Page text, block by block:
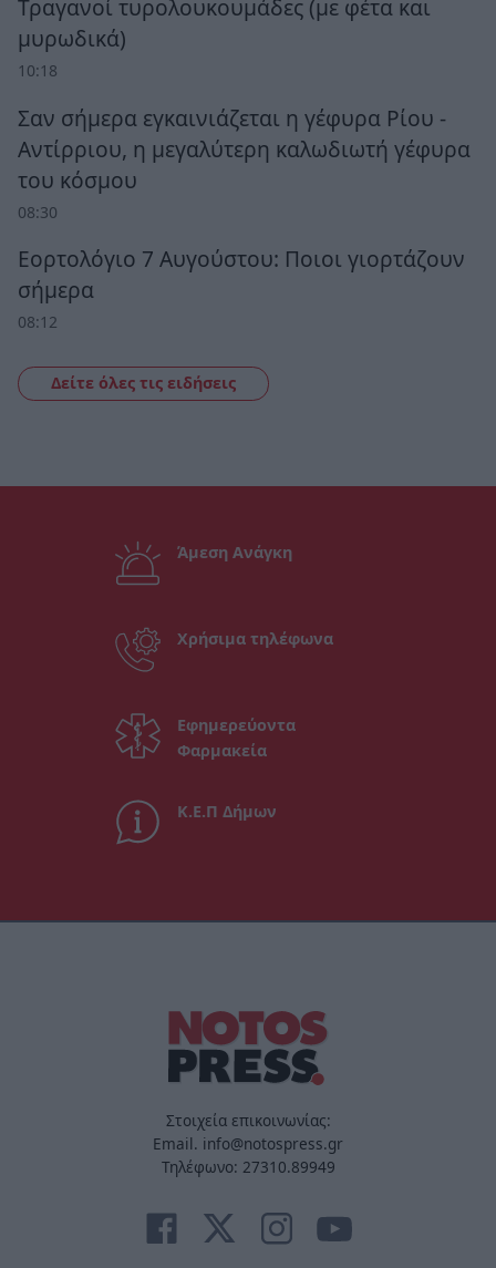
Τραγανοί τυρολουκουμάδες (με φέτα και
μυρωδικά)
10:18
Σαν σήμερα εγκαινιάζεται η γέφυρα Ρίου -
Αντίρριου, η μεγαλύτερη καλωδιωτή γέφυρα
του κόσμου
08:30
Εορτολόγιο 7 Αυγούστου: Ποιοι γιορτάζουν
σήμερα
08:12
Δείτε όλες τις ειδήσεις
Άμεση Ανάγκη
Χρήσιμα τηλέφωνα
Εφημερεύοντα
Φαρμακεία
Κ.Ε.Π Δήμων
Στοιχεία επικοινωνίας:
Email. info@notospress.gr
Τηλέφωνο: 27310.89949